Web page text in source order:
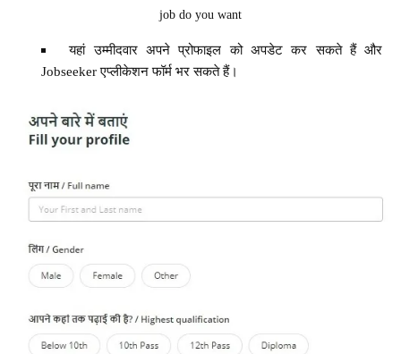
job do you want
यहां उम्मीदवार अपने प्रोफाइल को अपडेट कर सकते हैं और
Jobseeker एप्लीकेशन फॉर्म भर सकते हैं।